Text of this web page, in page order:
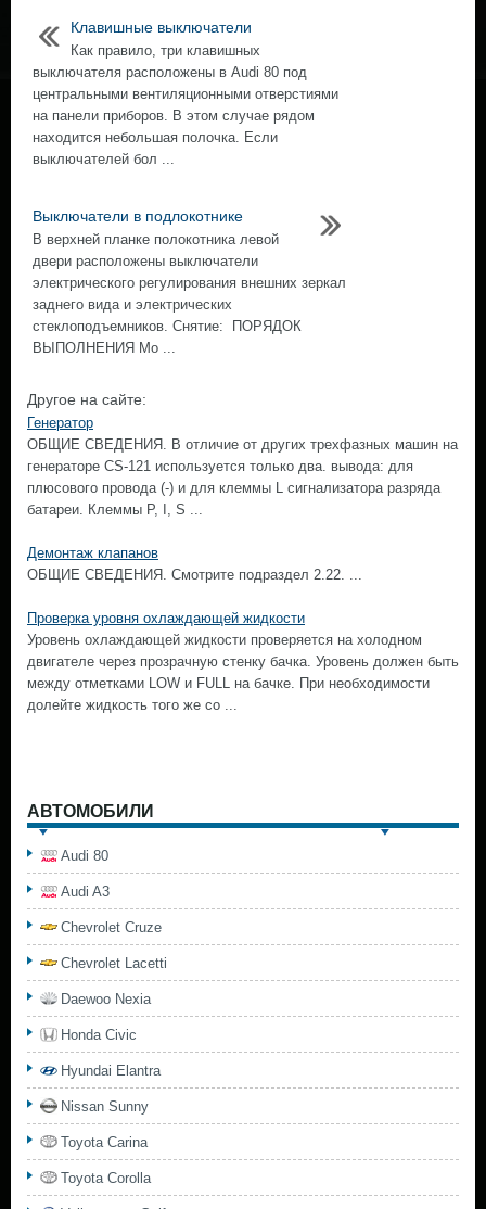
Клавишные выключатели
Как правило, три клавишных
выключателя расположены в Audi 80 под
центральными вентиляционными отверстиями
на панели приборов. В этом случае рядом
находится небольшая полочка. Если
выключателей бол ...
Выключатели в подлокотнике
В верхней планке полокотника левой
двери расположены выключатели
электрического регулирования внешних зеркал
заднего вида и электрических
стеклоподъемников. Снятие: ПОРЯДОК
ВЫПОЛНЕНИЯ Мо ...
Другое на сайте:
Генератор
ОБЩИЕ СВЕДЕНИЯ. В отличие от других трехфазных машин на
генераторе CS-121 используется только два. вывода: для
плюсового провода (-) и для клеммы L сигнализатора разряда
батареи. Клеммы Р, I, S ...
Демонтаж клапанов
ОБЩИЕ СВЕДЕНИЯ. Смотрите подраздел 2.22. ...
Проверка уровня охлаждающей жидкости
Уровень охлаждающей жидкости проверяется на холодном
двигателе через прозрачную стенку бачка. Уровень должен быть
между отметками LOW и FULL на бачке. При необходимости
долейте жидкость того же со ...
АВТОМОБИЛИ
Audi 80
Audi A3
Chevrolet Cruze
Chevrolet Lacetti
Daewoo Nexia
Honda Civic
Hyundai Elantra
Nissan Sunny
Toyota Carina
Toyota Corolla